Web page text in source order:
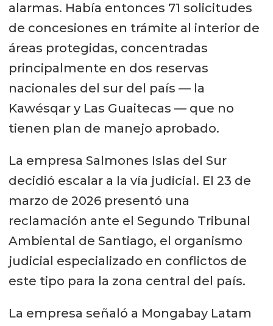
alarmas. Había entonces 71 solicitudes
de concesiones en trámite al interior de
áreas protegidas, concentradas
principalmente en dos reservas
nacionales del sur del país — la
Kawésqar y Las Guaitecas — que no
tienen plan de manejo aprobado.
La empresa Salmones Islas del Sur
decidió escalar a la vía judicial. El 23 de
marzo de 2026 presentó una
reclamación ante el Segundo Tribunal
Ambiental de Santiago, el organismo
judicial especializado en conflictos de
este tipo para la zona central del país.
La empresa señaló a Mongabay Latam